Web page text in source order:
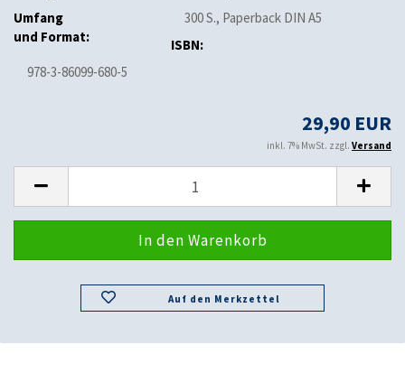
Umfang
und Format:
300 S., Paperback DIN A5
ISBN:
978-3-86099-680-5
29,90 EUR
inkl. 7% MwSt. zzgl. Versand
Auf den Merkzettel